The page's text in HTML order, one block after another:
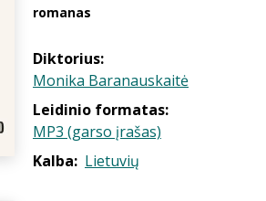
romanas
Diktorius:
Monika Baranauskaitė
Leidinio formatas:
MP3 (garso įrašas)
Kalba: Lietuvių